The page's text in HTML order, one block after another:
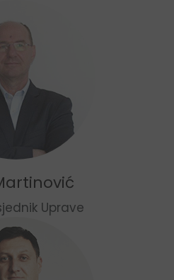
Uprave